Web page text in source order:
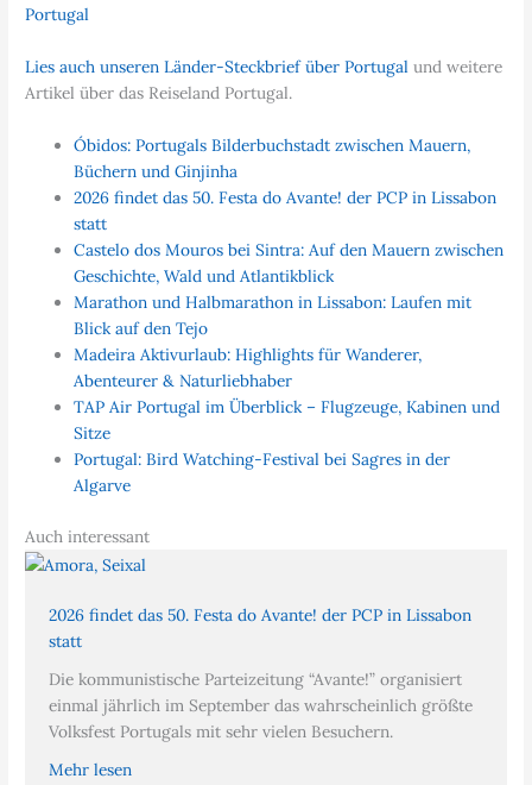
Portugal
Lies auch unseren Länder-Steckbrief über Portugal und weitere
Artikel über das Reiseland Portugal.
Óbidos: Portugals Bilderbuchstadt zwischen Mauern,
Büchern und Ginjinha
2026 findet das 50. Festa do Avante! der PCP in Lissabon
statt
Castelo dos Mouros bei Sintra: Auf den Mauern zwischen
Geschichte, Wald und Atlantikblick
Marathon und Halbmarathon in Lissabon: Laufen mit
Blick auf den Tejo
Madeira Aktivurlaub: Highlights für Wanderer,
Abenteurer & Naturliebhaber
TAP Air Portugal im Überblick – Flugzeuge, Kabinen und
Sitze
Portugal: Bird Watching-Festival bei Sagres in der
Algarve
Auch interessant
2026 findet das 50. Festa do Avante! der PCP in Lissabon
statt
Die kommunistische Parteizeitung “Avante!” organisiert
einmal jährlich im September das wahrscheinlich größte
Volksfest Portugals mit sehr vielen Besuchern.
Mehr lesen